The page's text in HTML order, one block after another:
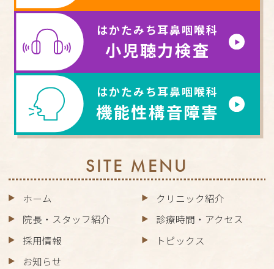
はかたみち耳鼻咽喉科
小児聴力検査
はかたみち耳鼻咽喉科
機能性構音障害
SITE MENU
ホーム
クリニック紹介
院長・スタッフ紹介
診療時間・アクセス
採用情報
トピックス
お知らせ